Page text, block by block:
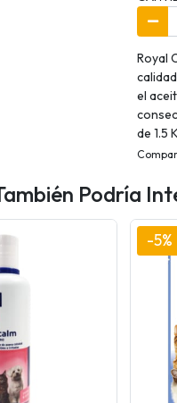
Royal
el
de 1.5
Podría
-5%